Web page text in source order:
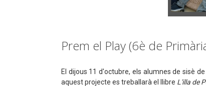
Prem el Play (6è de
El dijous 11 d'octubre, els alumnes de sisè
aquest projecte es treballarà el llibre L'illa de